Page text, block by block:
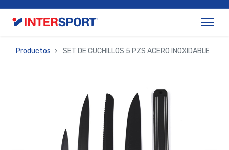
Productos SET DE CUCHILLOS 5 PZS ACERO INOXIDABLE